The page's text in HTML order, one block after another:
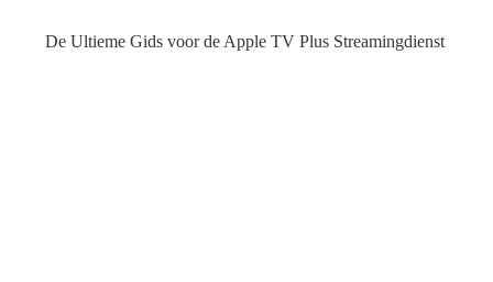
De Ultieme Gids voor de Apple TV Plus Streamingdienst